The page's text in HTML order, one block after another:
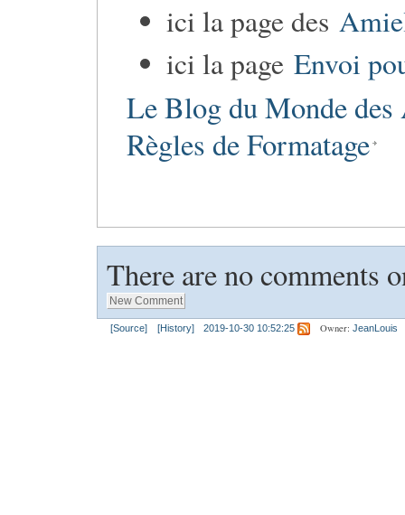
ici la page des
ici la page Envoi
Le Blog du Monde
Règles de Formatage
There are no comments
[Source] [History] 2019-10-30 10:52:25 Owner: JeanLouis